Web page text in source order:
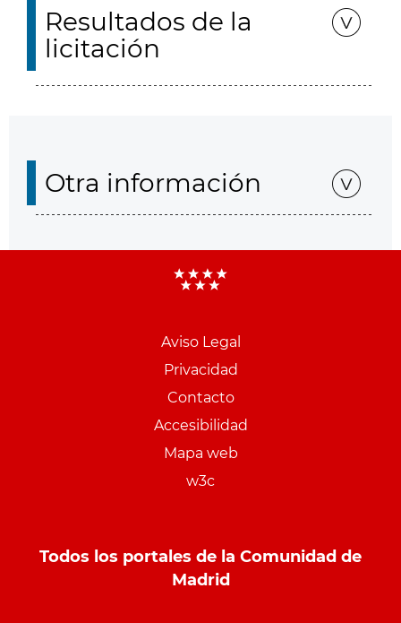
Resultados de la
licitación
Otra información
Aviso Legal
Privacidad
Contacto
Accesibilidad
Mapa web
w3c
Todos los portales de la Comunidad de
Madrid